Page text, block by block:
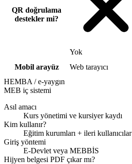
QR doğrulama
destekler mi?
Yok
Mobil arayüz Web tarayıcı
HEMBA / e-yaygın
MEB iç sistemi
Asıl amacı
Kurs yönetimi ve kursiyer kaydı
Kim kullanır?
Eğitim kurumları + ileri kullanıcılar
Giriş yöntemi
E-Devlet veya MEBBİS
Hijyen belgesi PDF çıkar mı?